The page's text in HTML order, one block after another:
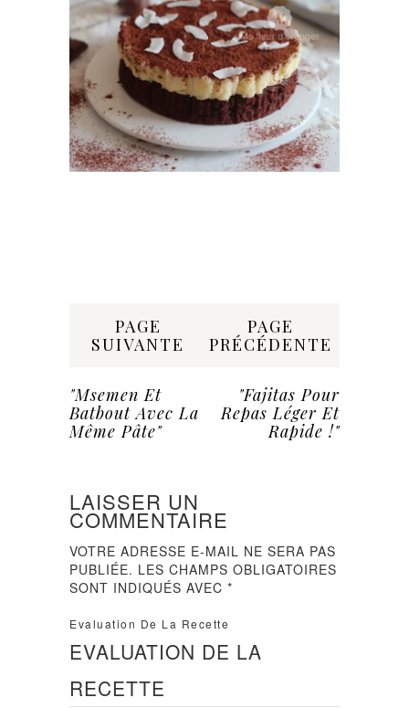
PAGE
SUIVANTE
"Msemen Et
Batbout Avec La
Même Pâte"
PAGE
PRÉCÉDENTE
"Fajitas Pour
Repas Léger Et
Rapide !"
LAISSER UN
COMMENTAIRE
VOTRE ADRESSE E-MAIL NE SERA PAS
PUBLIÉE. LES CHAMPS OBLIGATOIRES
SONT INDIQUÉS AVEC*
Evaluation De La Recette
EVALUATION DE LA
RECETTE